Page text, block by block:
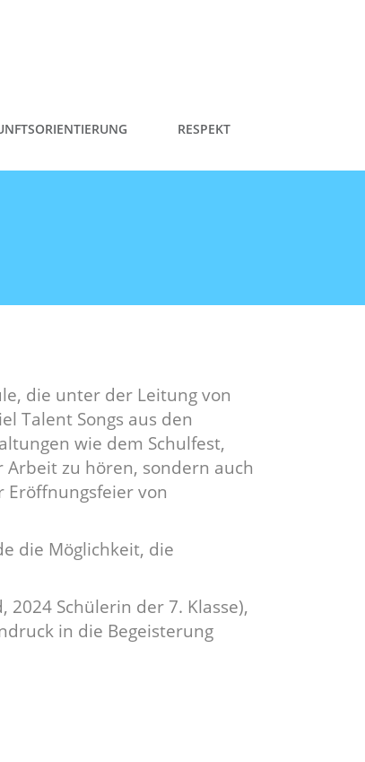
RESPEKT
die unter der Leitung von
Talent Songs aus den
wie dem Schulfest,
Arbeit zu hören, sondern auch
Eröffnungsfeier von
die Möglichkeit, die
Schülerin der 7. Klasse),
in die Begeisterung